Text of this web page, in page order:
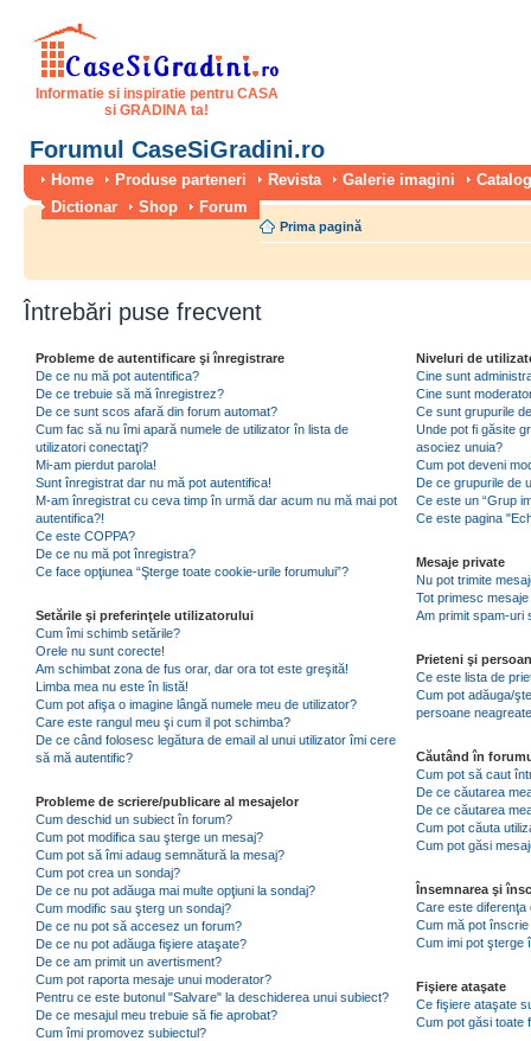
Informatie si inspiratie pentru CASA
si GRADINA ta!
Forumul CaseSiGradini.ro
Home Produse parteneri Revista Galerie imagini
Dictionar
Shop Forum
Prima pagină
Întrebări puse frecvent
Probleme de autentificare şi înregistrare
De ce nu mă pot autentifica?
De ce trebuie să mă înregistrez?
De ce sunt scos afară din forum automat?
Cum fac să nu îmi apară numele de utilizator în lista de
utilizatori conectaţi?
Mi-am pierdut parola!
Sunt înregistrat dar nu mă pot autentifica!
M-am înregistrat cu ceva timp în urmă dar acum nu mă mai pot
autentifica?!
Ce este COPPA?
De ce nu mă pot înregistra?
Ce face opţiunea “Şterge toate cookie-urile forumului”?
Setările şi preferinţele utilizatorului
Cum îmi schimb setările?
Orele nu sunt corecte!
Am schimbat zona de fus orar, dar ora tot este greşită!
Limba mea nu este în listă!
Cum pot afişa o imagine lângă numele meu de utilizator?
Care este rangul meu şi cum il pot schimba?
De ce când folosesc legătura de email al unui utilizator îmi cere
să mă autentific?
Probleme de scriere/publicare al mesajelor
Cum deschid un subiect în forum?
Cum pot modifica sau şterge un mesaj?
Cum pot să îmi adaug semnătură la mesaj?
Cum pot crea un sondaj?
De ce nu pot adăuga mai multe opţiuni la sondaj?
Cum modific sau şterg un sondaj?
De ce nu pot să accesez un forum?
De ce nu pot adăuga fişiere ataşate?
De ce am primit un avertisment?
Cum pot raporta mesaje unui moderator?
Pentru ce este butonul "Salvare" la deschiderea unui subiect?
De ce mesajul meu trebuie să fie aprobat?
Cum îmi promovez subiectul?
Niveluri de
Cine sunt
Cine sunt
Ce sunt grupurile
Unde pot fi găsite
asociez unuia?
Cum pot deveni
De ce grupurile de
Ce este un “Grup
Ce este pagina
Mesaje private
Nu pot trimite
Tot primesc
Am primit spam-uri
Prieteni şi
Ce este lista de
Cum pot adăuga/
persoane
Căutând în
Cum pot să caut
De ce căutarea
De ce căutarea
Cum pot căuta
Cum pot găsi
Însemnarea şi
Care este
Cum mă pot
Cum imi pot şterge
Fişiere ataşate
Ce fişiere ataşate
Cum pot găsi toate